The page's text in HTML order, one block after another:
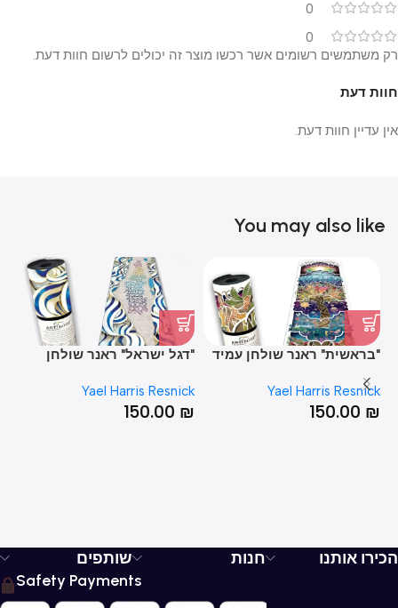
0
0
חוות דעת
אין עדיין חוות דעת.
רק משתמשים רשומים אשר רכשו מוצר זה יכולים לרשום חוות דעת.
You may also like
"בראשית" ראנר שולחן עמיד
Yael Harris Resnick
150.00 ₪
"דגל ישראל" ראנר שולחן
Yael Harris Resnick
150.00 ₪
הכירו אותנו חנות
שותפים
Safety Payments